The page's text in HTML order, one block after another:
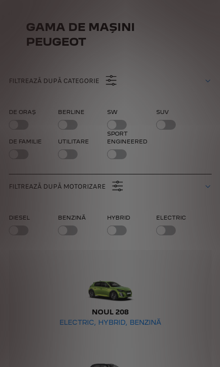
GAMA DE MAȘINI
PEUGEOT
FILTREAZĂ DUPĂ CATEGORIE
DE ORAȘ BERLINE SW SUV
DE FAMILIE UTILITARE
SPORT
ENGINEERED
FILTREAZĂ DUPĂ MOTORIZARE
DIESEL BENZINĂ HYBRID ELECTRIC
NOUL 208
ELECTRIC, HYBRID, BENZINĂ